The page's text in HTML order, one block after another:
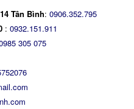
Tân Bình: 0906.352.795
: 0932.151.911
985 305 075